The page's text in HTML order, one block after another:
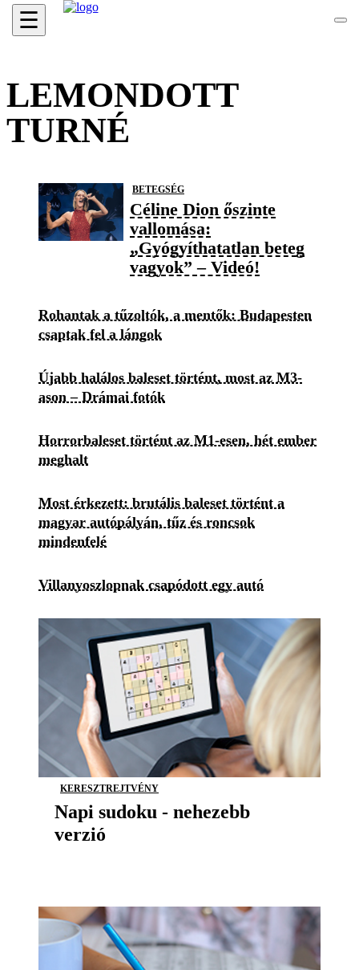
☰
LEMONDOTT
TURNÉ
BETEGSÉG
Céline Dion őszinte
vallomása:
„Gyógyíthatatlan beteg
vagyok” – Videó!
Rohantak a tűzoltók, a mentők: Budapesten
csaptak fel a lángok
Újabb halálos baleset történt, most az M3-
ason – Drámai fotók
Horrorbaleset történt az M1-esen, hét ember
meghalt
Most érkezett: brutális baleset történt a
magyar autópályán, tűz és roncsok
mindenfelé
Villanyoszlopnak csapódott egy autó
KERESZTREJTVÉNY
Napi sudoku - nehezebb
verzió